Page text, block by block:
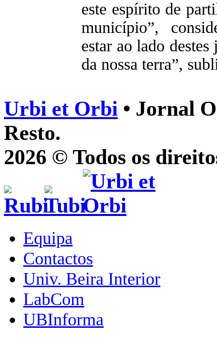
este espírito de
município”,
estar ao lado
da nossa terra”,
Urbi et Orbi • Jornal
Resto.
2026 © Todos os
Equipa
Contactos
Univ. Beira Interior
LabCom
UBInforma